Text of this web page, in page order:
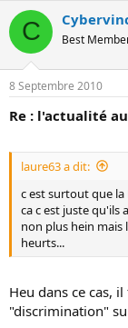
i
o
n
C Best
8 Septembre 2010
Re : l'actualité
laure63 a dit:
c est surtout que la
ca c est juste qu'ils
non plus hein mais
heurts...
Heu dans ce cas,
"discrimination"